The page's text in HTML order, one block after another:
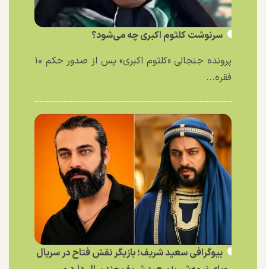
سرنوشت کلثوم اکبری چه می‌شود؟
پرونده جنجالی «کلثوم اکبری» پس از صدور حکم ۱۰
فقره...
بیوگرافی سعید شریف؛ بازیگر نقش فتاح در سریال